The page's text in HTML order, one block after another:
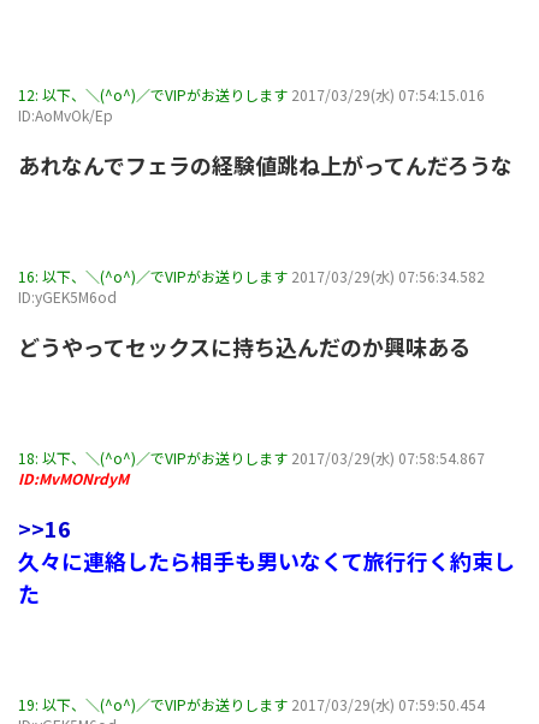
12: 以下、＼(^o^)／でVIPがお送りします 2017/03/29(水) 07:54:15.016
ID:AoMvOk/Ep
あれなんでフェラの経験値跳ね上がってんだろうな
16: 以下、＼(^o^)／でVIPがお送りします 2017/03/29(水) 07:56:34.582
ID:yGEK5M6od
どうやってセックスに持ち込んだのか興味ある
18: 以下、＼(^o^)／でVIPがお送りします 2017/03/29(水) 07:58:54.867
ID:MvMONrdyM
>>16
久々に連絡したら相手も男いなくて旅行行く約束し
た
19: 以下、＼(^o^)／でVIPがお送りします 2017/03/29(水) 07:59:50.454